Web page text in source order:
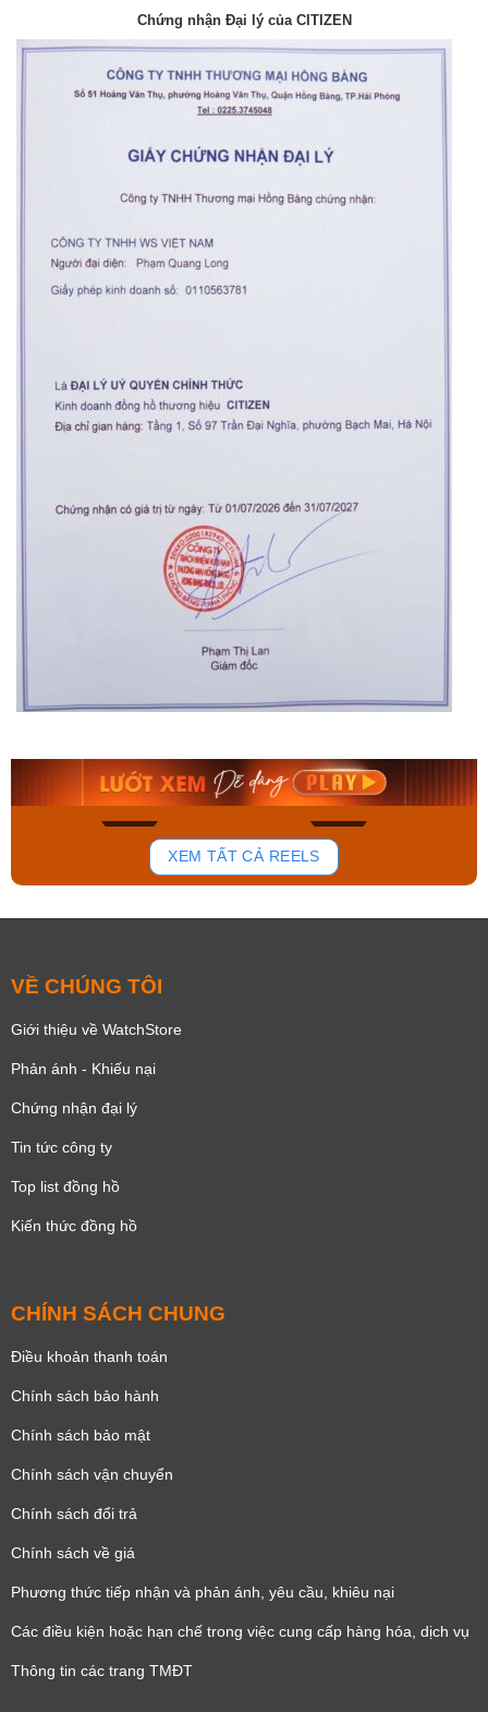
Chứng nhận Đại lý của CITIZEN
181
Orient Nam RA-
Mua ngay
Casio Nam MTS-
Mua ngay
XEM TẤT CẢ REELS
VỀ CHÚNG TÔI
Giới thiệu về WatchStore
Phản ánh - Khiếu nại
Chứng nhận đại lý
Tin tức công ty
Top list đồng hồ
Kiến thức đồng hồ
CHÍNH SÁCH CHUNG
Điều khoản thanh toán
Chính sách bảo hành
Chính sách bảo mật
Chính sách vận chuyển
Chính sách đổi trả
Chính sách về giá
Phương thức tiếp nhận và phản ánh, yêu cầu, khiêu nại
Các điều kiện hoặc hạn chế trong việc cung cấp hàng hóa, dịch vụ
Thông tin các trang TMĐT